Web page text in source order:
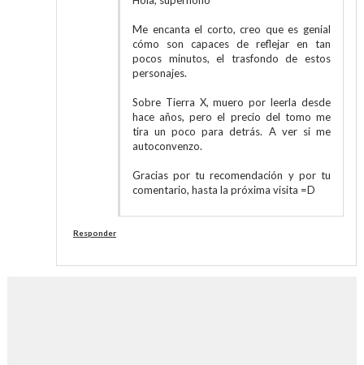
Me encanta el corto, creo que es genial
cómo son capaces de reflejar en tan
pocos minutos, el trasfondo de estos
personajes.
Sobre Tierra X, muero por leerla desde
hace años, pero el precio del tomo me
tira un poco para detrás. A ver si me
autoconvenzo.
Gracias por tu recomendación y por tu
comentario, hasta la próxima visita =D
Responder